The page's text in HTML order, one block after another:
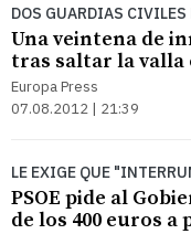
DOS GUARDIAS CIVILES
Una veintena de
tras saltar la valla
Europa Press
07.08.2012 | 21:39
LE EXIGE QUE
PSOE pide al
de los 400 euros a